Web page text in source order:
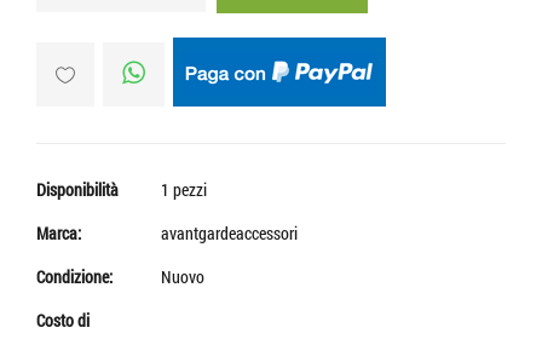
Disponibilità
1 pezzi
Marca:
avantgardeaccessori
Condizione:
Nuovo
Costo di